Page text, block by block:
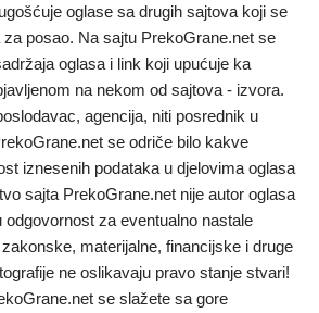
oglase sa drugih sajtova koji se
posao. Na sajtu PrekoGrane.net se
oglasa i link koji upućuje ka
na nekom od sajtova - izvora.
agencija, niti posrednik u
se odriče bilo kakve
iznesenih podataka u djelovima oglasa
sajta PrekoGrane.net nije autor oglasa
za eventualno nastale
materijalne, financijske i druge
ne oslikavaju pravo stanje stvari!
se slažete sa gore